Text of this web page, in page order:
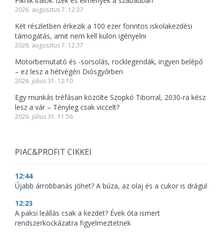
2026. augusztus 7. 12:37
Két részletben érkezik a 100 ezer forintos iskolakezdési
támogatás, amit nem kell külön igényelni
2026. augusztus 7. 12:37
Motorbemutató és -sorsolás, rocklegendák, ingyen belépő
– ez lesz a hétvégén Diósgyőrben
2026. július 31. 12:10
Egy munkás tréfásan közölte Szopkó Tiborral, 2030-ra kész
lesz a vár – Tényleg csak viccelt?
2026. július 31. 11:56
PIAC&PROFIT CIKKEI
12:44
Újabb árrobbanás jöhet? A búza, az olaj és a cukor is drágul
12:23
A paksi leállás csak a kezdet? Évek óta ismert
rendszerkockázatra figyelmeztetnek